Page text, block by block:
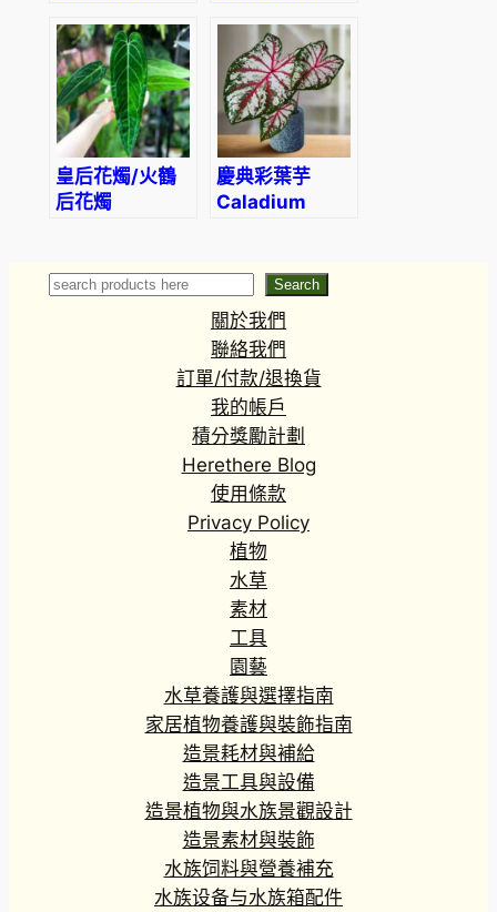
皇后花燭/火鶴
后花燭
慶典彩葉芋
Caladium
Search Search
關於我們
聯絡我們
訂單/付款/退換貨
我的帳戶
積分獎勵計劃
Herethere Blog
使用條款
Privacy Policy
植物
水草
素材
工具
園藝
水草養護與選擇指南
家居植物養護與裝飾指南
造景耗材與補給
造景工具與設備
造景植物與水族景觀設計
造景素材與裝飾
水族饲料與營養補充
水族设备与水族箱配件